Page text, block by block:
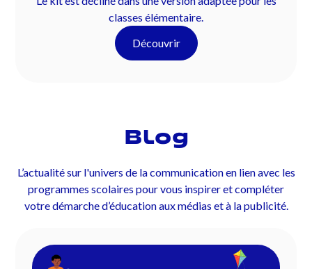
classes élémentaire.
Découvrir
Blog
L’actualité sur l'univers de la communication en lien avec les
programmes scolaires pour vous inspirer et compléter
votre démarche d’éducation aux médias et à la publicité.